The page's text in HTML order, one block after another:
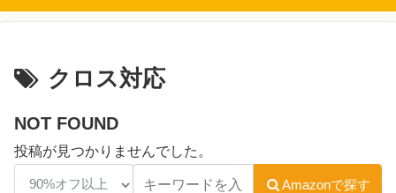
クロス対応
NOT FOUND
投稿が見つかりませんでした。
Amazonで探す